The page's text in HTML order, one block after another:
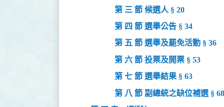
第 三 節 候選人 § 20
第 四 節 選舉公告 § 34
第 五 節 選舉及罷免活動 § 36
第 六 節 投票及開票 § 53
第 七 節 選舉結果 § 63
第 八 節 副總統之缺位補選 § 68